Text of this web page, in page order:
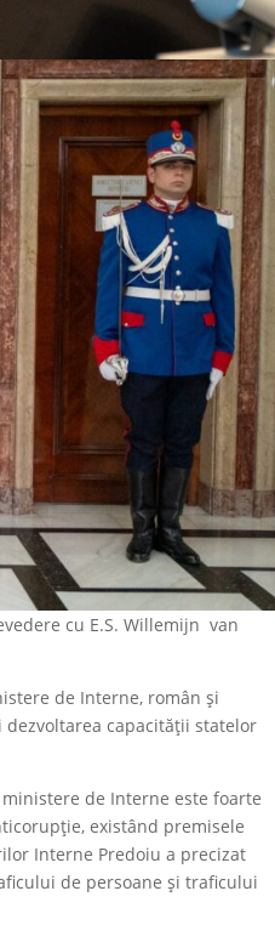
cu E.S. Willemijn van
de Interne, român și
capacității statelor
de Interne este foarte
existând premisele
Interne Predoiu a precizat
de persoane și traficului